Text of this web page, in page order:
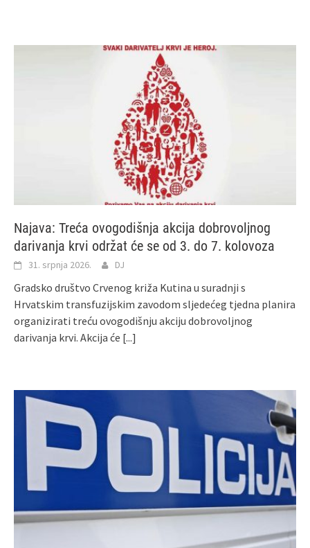
Najava: Treća ovogodišnja akcija dobrovoljnog
darivanja krvi održat će se od 3. do 7. kolovoza
31. srpnja 2026. DJ
Gradsko društvo Crvenog križa Kutina u suradnji s
Hrvatskim transfuzijskim zavodom sljedećeg tjedna planira
organizirati treću ovogodišnju akciju dobrovoljnog
darivanja krvi. Akcija će [...]